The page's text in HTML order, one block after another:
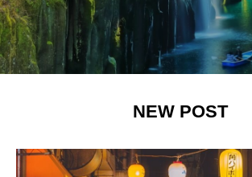
NEW POST